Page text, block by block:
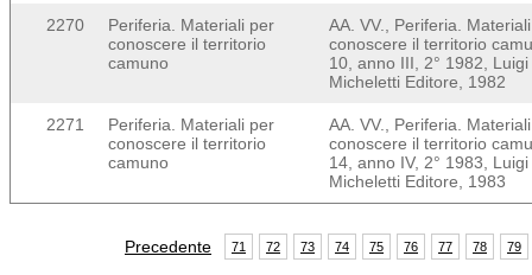
2270
Periferia. Materiali per
conoscere il territorio
camuno
AA. VV., Periferia.
conoscere il territorio
10, anno III, 2° 1982, Luigi
Micheletti Editore, 1982
2271
Periferia. Materiali per
conoscere il territorio
camuno
AA. VV., Periferia.
conoscere il territorio
14, anno IV, 2° 1983, Luigi
Micheletti Editore, 1983
Precedente 71 72 73 74 75 76 77 78 79